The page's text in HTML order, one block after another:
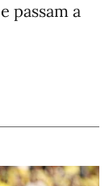
passam a